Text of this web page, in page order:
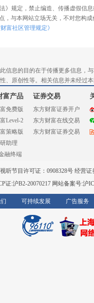
》规定，禁止编造、传播虚假信
，与本网站立场无关，不对您构
财富社区管理规定》
信息的目的在于传播更多信息，
、原创性等。相关信息并未经过
富产品
免费版
Level-2
策略版
助理
融终端
证券交易
东方财富证券开户
东方财富在线交易
东方财富证券交易
听节目许可证：0908328号 经营
证:沪B2-20070217 网站备案号:沪
可持续发展 广告服务